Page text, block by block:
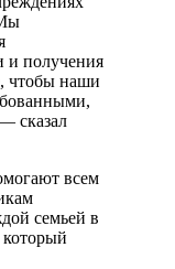
и получения
чтобы наши
сказал
всем
семьей в
который